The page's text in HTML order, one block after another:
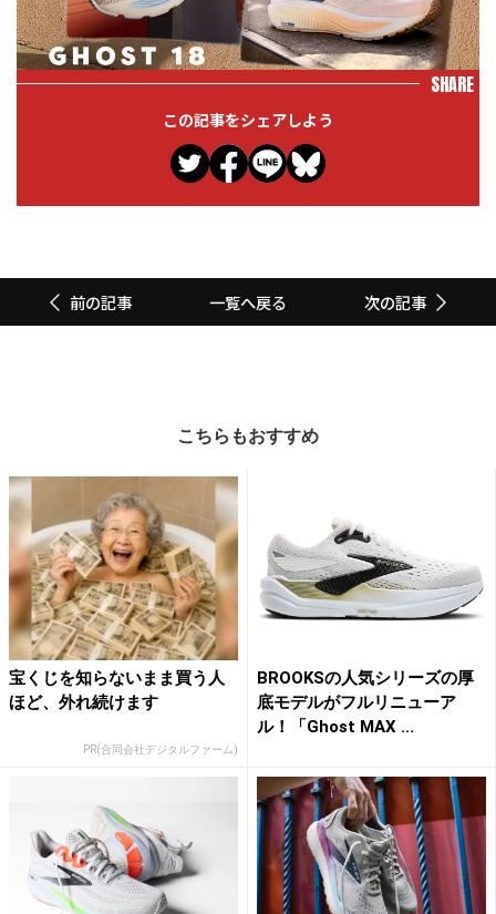
SHARE
この記事をシェアしよう
前の記事 一覧へ戻る 次の記事
こちらもおすすめ
宝くじを知らないまま買う人
ほど、外れ続けます
PR(合同会社デジタルファーム)
BROOKSの人気シリーズの厚
底モデルがフルリニューア
ル！「Ghost MAX ...